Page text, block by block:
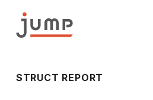
STRUCT REPORT